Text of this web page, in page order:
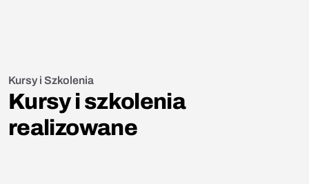
Kursy i Szkolenia
Kursy i szkolenia
realizowane